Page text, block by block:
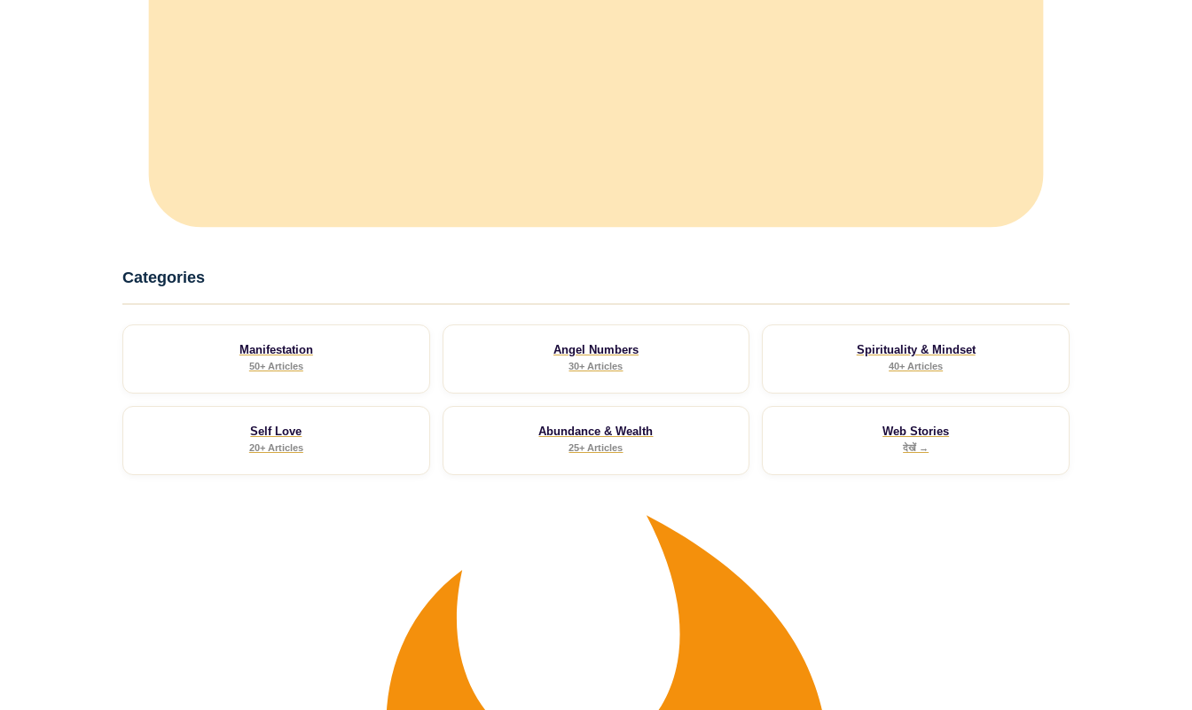
Categories
Manifestation
50+ Articles
Angel Numbers
30+ Articles
Spirituality & Mindset
40+ Articles
Self Love
20+ Articles
Abundance & Wealth
25+ Articles
Web Stories
देखें →